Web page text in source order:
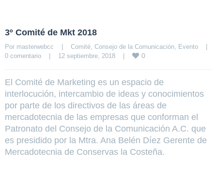
3º Comité de Mkt 2018
Por masterwebcc Comité, Consejo de la Comunicación, Evento
0 comentario
12 septiembre, 2018 0
El Comité de Marketing es un espacio de
interlocución, intercambio de ideas y conocimientos
por parte de los directivos de las áreas de
mercadotecnia de las empresas que conforman el
Patronato del Consejo de la Comunicación A.C. que
es presidido por la Mtra. Ana Belén Díez Gerente de
Mercadotecnia de Conservas la Costeña.